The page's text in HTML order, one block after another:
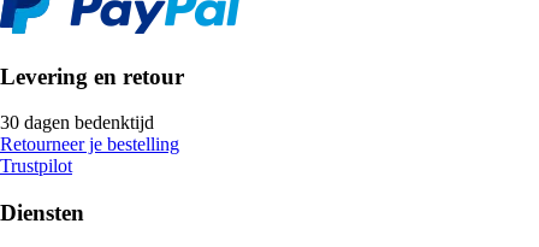
Levering en retour
30 dagen bedenktijd
Retourneer je bestelling
Trustpilot
Diensten